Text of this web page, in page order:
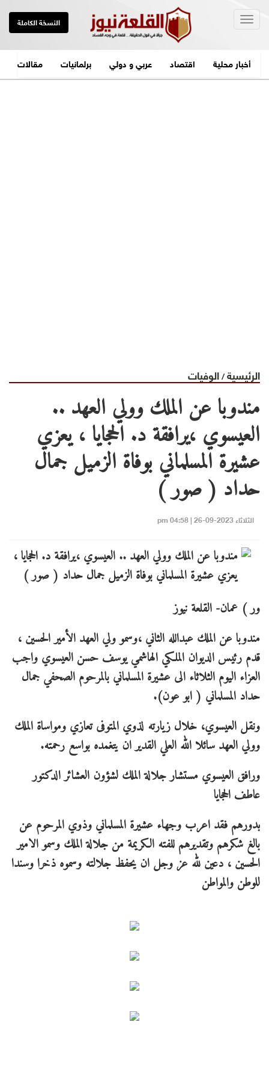
النسخة الكاملة
أخبار محلية اقتصاد عربي و دولي برلمانيات مقالات
الرئيسية/الوفيات
مندوبا عن الملك وولي العهد ..
العيسوي ،يرافقة د. الحجايا ، يعزي
عشيرة المسلماني بوفاة الزميل جمال
حداد ( صور )
الثلاثاء 2023-09-26 | 04:58 pm
ور ) عمان- القلعة نيوز
مندوبا عن الملك عبدالله الثاني ،وسمو ولي العهد الأمير الحسين ،
قدم رئيس الديوان الملكي الهاشمي يوسف حسن العيسوي واجب
العزاء اليوم الثلاثاء الى عشيرة المسلماني بالمرحوم الصحفي جمال
حداد المسلماني ( ابو عون).
ونقل العيسوي، خلال زيارته لذوي المتوفى تعازي ومواساة الملك
وولي العهد سائلا الله العلي القدير ان يتغمده بواسع رحمته.
ورافق العيسوي مستشار جلالة الملك لشؤون العشائر الدكتور
عاطف الحجايا
بدورهم فقد اعرب وجهاء عشيرة المسلماني وذوي المرحوم عن
بالغ شكرهم وتقديرهم للفته الكريمة من جلالة الملك وسمو الامير
الحسين ، دعين لله عز وجل ان يحفظ جلالته وسموه ذخرا وسندا
للوطن والمواطن